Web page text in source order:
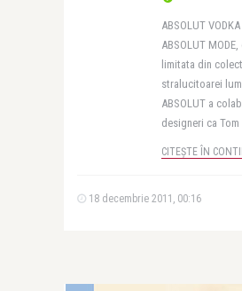
ABSOLUT
ABSOLUT
limitata din
stralucitoarei
ABSOLUT a
designeri ca Tom
CITEȘTE ÎN
18 decembrie 2011, 00:16